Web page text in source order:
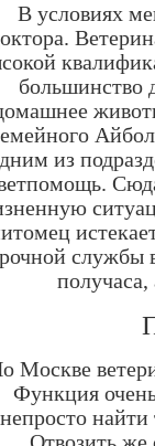
В условиях
большинство
из
службы
Москве
Функция
непросто